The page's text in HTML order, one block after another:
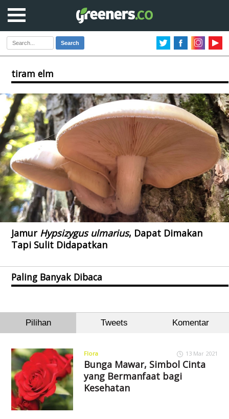
Search
tiram elm
Jamur Hypsizygus ulmarius, Dapat Dimakan
Tapi Sulit Didapatkan
Paling Banyak Dibaca
Pilihan Tweets Komentar
Flora 13 Mar 2021
Bunga Mawar, Simbol Cinta
yang Bermanfaat bagi
Kesehatan